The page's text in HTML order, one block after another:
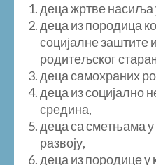
деца жртве насиља
деца из породица
социјалне заштите
родитељског
деца самохраних
деца из социјално
средина,
деца са сметњама
развоју,
деца из породице у